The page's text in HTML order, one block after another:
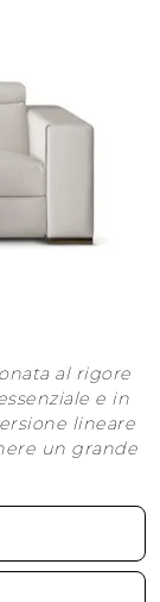
al rigore
e in
lineare
un grande